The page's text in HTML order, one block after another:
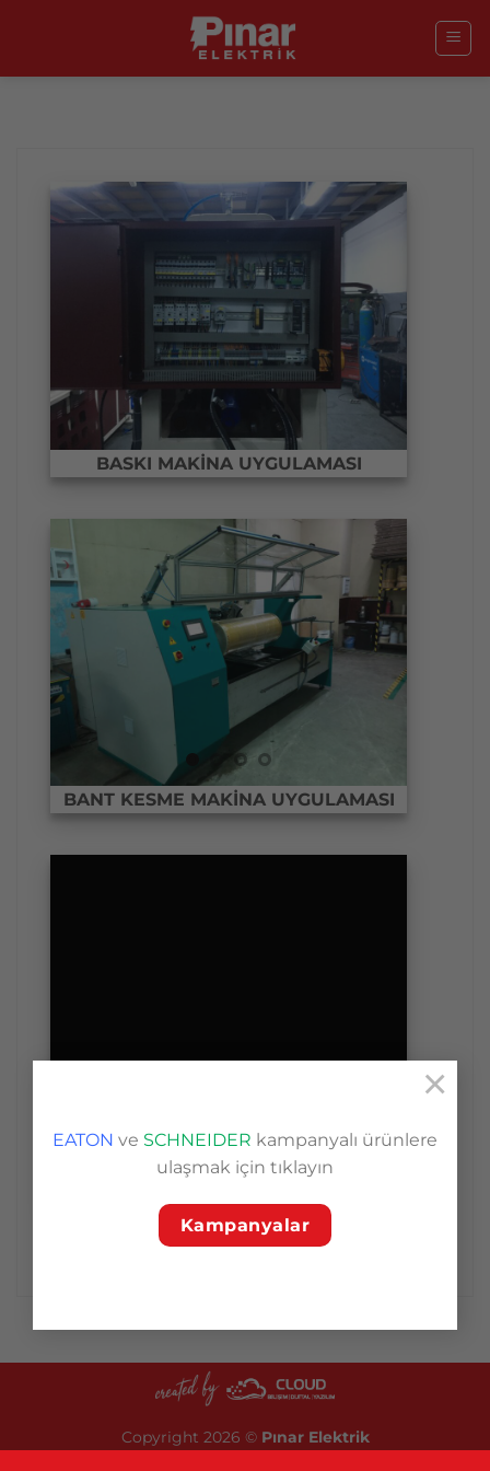
EATON ve SCHNEIDER kampanyalı ürünlere
ulaşmak için tıklayın
Kampanyalar
×
BASKI MAKİNA UYGULAMASI
BANT KESME MAKİNA UYGULAMASI
Copyright 2026 © Pınar Elektrik